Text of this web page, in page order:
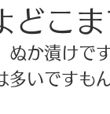
どこ
ぬか漬けで
多いですも